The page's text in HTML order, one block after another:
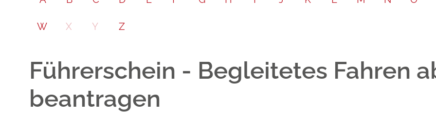
W X Y Z
Führerschein - Begleitetes Fahren
beantragen
Leichte